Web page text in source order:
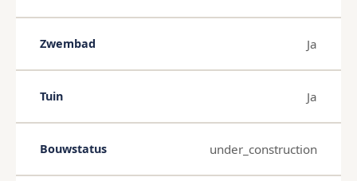
Zwembad Ja
Tuin Ja
Bouwstatus under_construction